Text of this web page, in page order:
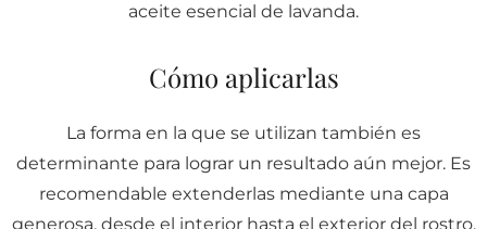
aceite esencial de lavanda.
Cómo aplicarlas
La forma en la que se utilizan también es
determinante para lograr un resultado aún mejor. Es
recomendable extenderlas mediante una capa
generosa, desde el interior hasta el exterior del rostro,